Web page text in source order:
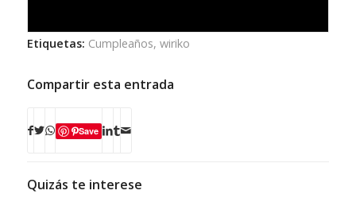
Etiquetas: Cumpleaños, wiriko
Compartir esta entrada
Save
Quizás te interese